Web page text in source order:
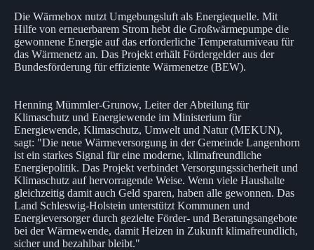
Die Wärmebox nutzt Umgebungsluft als Energiequelle. Mit
Hilfe von erneuerbarem Strom hebt die Großwärmepumpe die
gewonnene Energie auf das erforderliche Temperaturniveau für
das Wärmenetz an. Das Projekt erhält Fördergelder aus der
Bundesförderung für effiziente Wärmenetze (BEW).
Henning Mümmler-Grunow, Leiter der Abteilung für
Klimaschutz und Energiewende im Ministerium für
Energiewende, Klimaschutz, Umwelt und Natur (MEKUN),
sagt: "Die neue Wärmeversorgung in der Gemeinde Langenhorn
ist ein starkes Signal für eine moderne, klimafreundliche
Energiepolitik. Das Projekt verbindet Versorgungssicherheit und
Klimaschutz auf hervorragende Weise. Wenn viele Haushalte
gleichzeitig damit auch Geld sparen, haben alle gewonnen. Das
Land Schleswig-Holstein unterstützt Kommunen und
Energieversorger durch gezielte Förder- und Beratungsangebote
bei der Wärmewende, damit Heizen in Zukunft klimafreundlich,
sicher und bezahlbar bleibt."